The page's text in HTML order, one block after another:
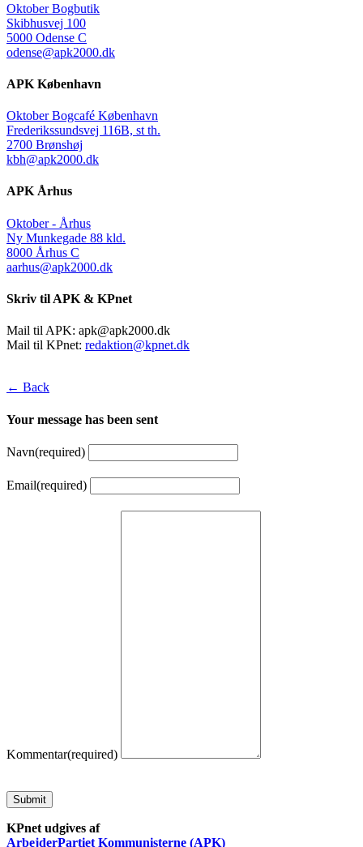
Oktober Bogbutik
Skibhusvej 100
5000 Odense C
odense@apk2000.dk
APK København
Oktober Bogcafé København
Frederikssundsvej 116B, st th.
2700 Brønshøj
kbh@apk2000.dk
APK Århus
Oktober - Århus
Ny Munkegade 88 kld.
8000 Århus C
aarhus@apk2000.dk
Skriv til APK & KPnet
Mail til APK: apk@apk2000.dk
Mail til KPnet: redaktion@kpnet.dk
← Back
Your message has been sent
Navn(required)
Email(required)
Kommentar(required)
Submit
KPnet udgives af
ArbejderPartiet Kommunisterne (APK)